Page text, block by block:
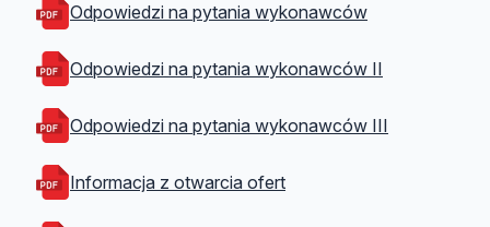
Odpowiedzi na pytania wykonawców
Odpowiedzi na pytania wykonawców II
Odpowiedzi na pytania wykonawców III
Informacja z otwarcia ofert